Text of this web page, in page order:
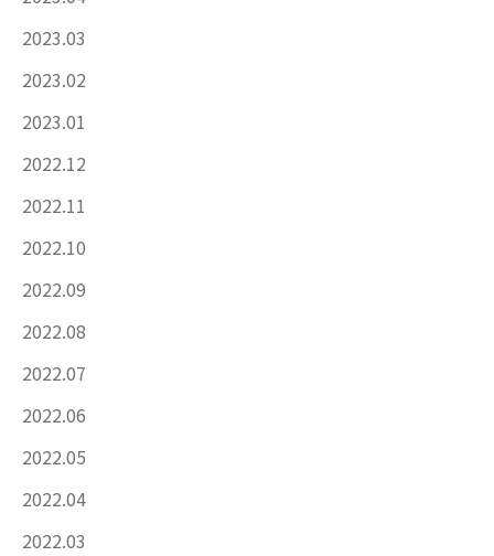
2023.03
2023.02
2023.01
2022.12
2022.11
2022.10
2022.09
2022.08
2022.07
2022.06
2022.05
2022.04
2022.03